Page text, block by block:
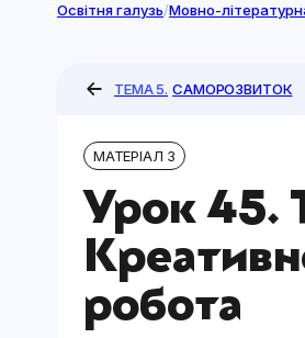
Освітня галузь/Мовно-
ТЕМА 5. САМОРОЗВИТОК
МАТЕРІАЛ 3
Урок 45.
робота